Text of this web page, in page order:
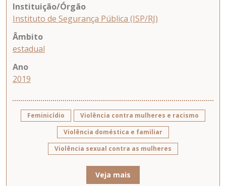
Instituição/Órgão
Instituto de Segurança Pública (ISP/RJ)
Âmbito
estadual
Ano
2019
Feminicídio
Violência contra mulheres e racismo
Violência doméstica e familiar
Violência sexual contra as mulheres
Veja mais